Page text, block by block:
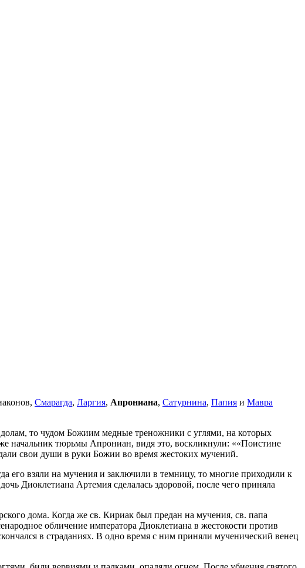
Смарагда, Ларгия, Апрониана, Сатурнина, Папия и Мавра
то чудом Божиим медные треножники с углями, на которых
начальник тюрьмы Апрониан, видя это, воскликнули:
«Поистине
свои души в руки Божии во время жестоких мучений.
его взяли на мучения и заключили в темницу, то многие приходили к
Диоклетиана Артемия сделалась здоровой, после чего приняла
дома. Когда же св. Кириак был предан на мучения, св. папа
обличение императора Диоклетиана в жестокости против
в страданиях. В одно время с ним приняли мученический венец